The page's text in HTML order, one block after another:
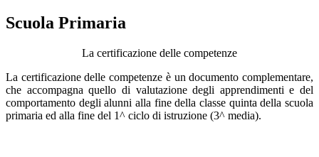
Scuola Primaria
La certificazione delle competenze
La certificazione delle competenze è un documento complementare,
che accompagna quello di valutazione degli apprendimenti e del
comportamento degli alunni alla fine della classe quinta della scuola
primaria ed alla fine del 1^ ciclo di istruzione (3^ media).